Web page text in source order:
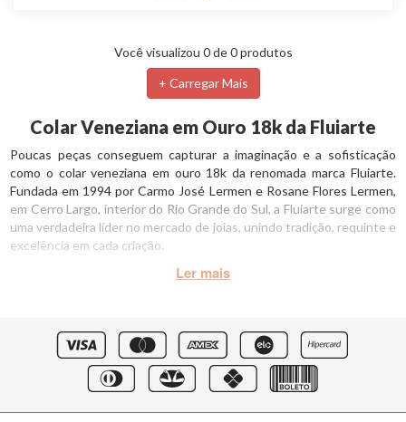
Você visualizou 0 de 0 produtos
+ Carregar Mais
Colar Veneziana em Ouro 18k da Fluiarte
Poucas peças conseguem capturar a imaginação e a sofisticação
como o colar veneziana em ouro 18k da renomada marca Fluiarte.
Fundada em 1994 por Carmo José Lermen e Rosane Flores Lermen,
em Cerro Largo, interior do Rio Grande do Sul, a Fluiarte surge como
uma verdadeira líder no mercado de joias, unindo tradição, requinte e
excelência em cada criação.
O colar veneziana da Fluiarte é muito mais do que uma simples peça
de joia; é um símbolo de elegância atemporal e qualidade
incomparável. Criado com meticulosidade e paixão, cada elo desta
obra-prima é uma manifestação de habilidade artesanal refinada,
resultando em uma peça que irradia beleza e sofisticação.